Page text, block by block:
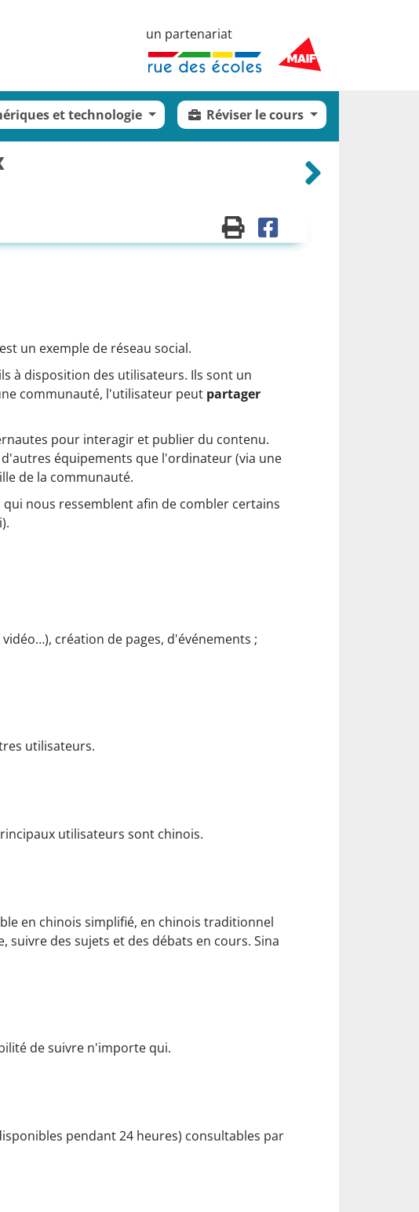
un partenariat
et technologie Réviser le cours
un exemple de réseau social.
à disposition des utilisateurs. Ils sont un
communauté, l'utilisateur peut partager
pour interagir et publier du contenu.
équipements que l'ordinateur (via une
de la communauté.
nous ressemblent afin de combler certains
création de pages, d'événements ;
utilisateurs.
utilisateurs sont chinois.
en chinois simplifié, en chinois traditionnel
des sujets et des débats en cours. Sina
de suivre n'importe qui.
pendant 24 heures) consultables par